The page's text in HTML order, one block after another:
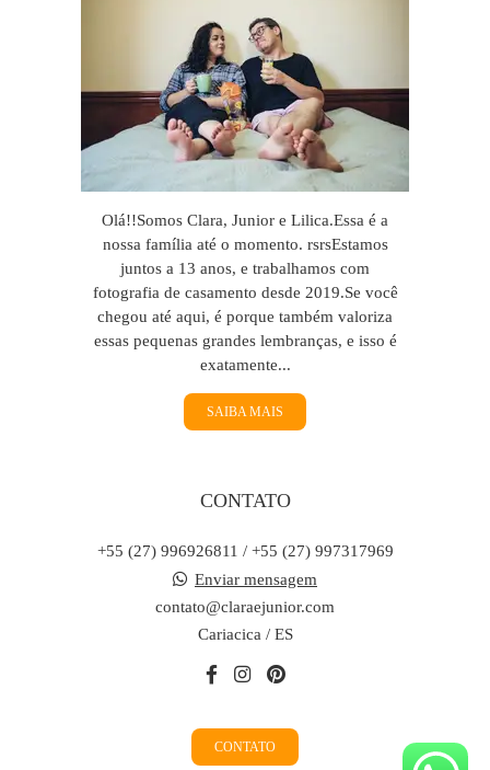
Olá!!Somos Clara, Junior e Lilica.Essa é a
nossa família até o momento. rsrsEstamos
juntos a 13 anos, e trabalhamos com
fotografia de casamento desde 2019.Se você
chegou até aqui, é porque também valoriza
essas pequenas grandes lembranças, e isso é
exatamente...
SAIBA MAIS
CONTATO
+55 (27) 996926811 / +55 (27) 997317969
Enviar mensagem
contato@claraejunior.com
Cariacica / ES
CONTATO